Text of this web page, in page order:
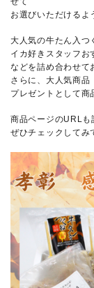
お選びいただけるよ
大人気の牛たん入つ
イカ好きスタッフお
などを詰め合わせて
さらに、大人気商品
プレゼントとして商
商品ページのURLも
ぜひチェックしてみ